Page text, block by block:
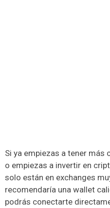
Si ya empiezas a tener
o empiezas a invertir en
solo están en exchanges
recomendaría una wallet
podrás conectarte